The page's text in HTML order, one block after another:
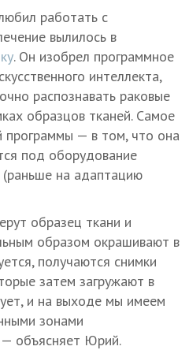
работать с
вылилось в
. Он изобрел программное
интеллекта,
распознавать раковые
образцов тканей. Самое
программы — в том, что она
под оборудование
на адаптацию
образец ткани и
образом окрашивают в
получаются снимки
затем загружают в
и на выходе мы имеем
зонами
— объясняет Юрий.